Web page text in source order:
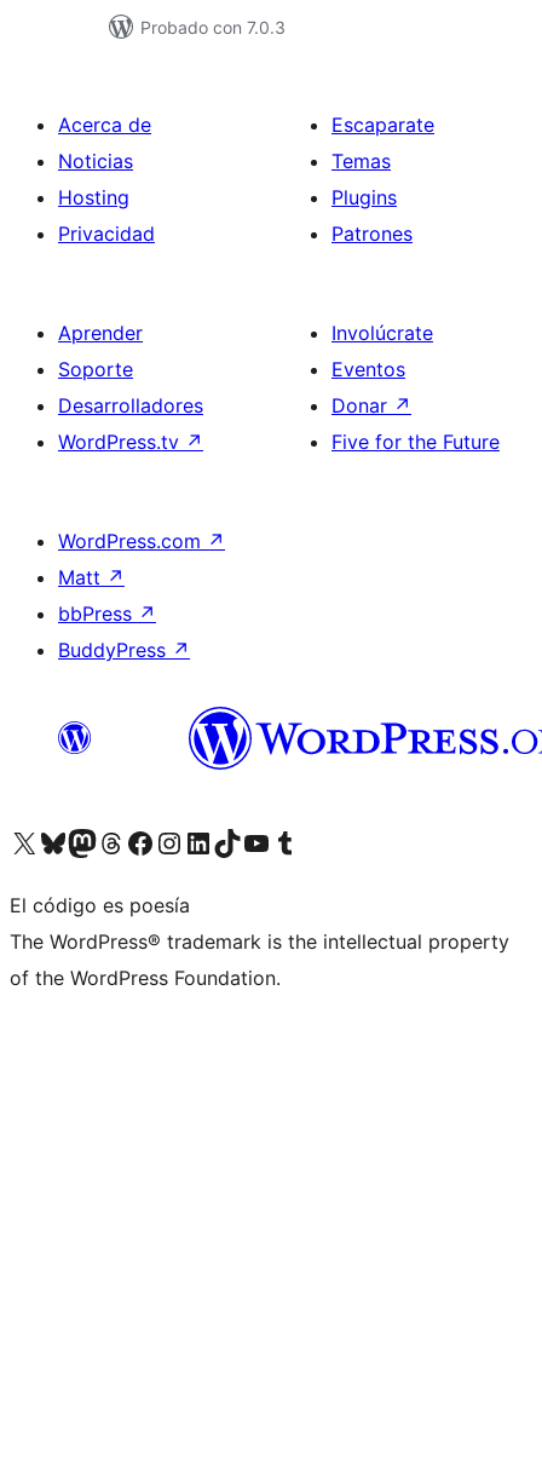
Probado con 7.0.3
Acerca de
Noticias
Hosting
Privacidad
Escaparate
Temas
Plugins
Patrones
Aprender
Soporte
Desarrolladores
WordPress.tv ↗
Involúcrate
Eventos
Donar ↗
Five for the Future
WordPress.com ↗
Matt ↗
bbPress ↗
BuddyPress ↗
Visita nuestra cuenta de X (anteriormente Twitter)
Visita nuestra cuenta de Bluesky
Visita nuestra cuenta de Mastodon
Visita nuestra cuenta de Threads
Visita nuestra página de Facebook
Visita nuestra cuenta de Instagram
Visita nuestra cuenta de LinkedIn
Visita nuestra cuenta de TikTok
Visita nuestro canal de YouTube
Visita nuestra cuenta de Tumblr
El código es poesía
The WordPress® trademark is the intellectual property
of the WordPress Foundation.